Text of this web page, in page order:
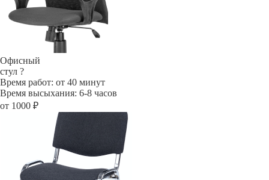
Офисный
стул ?
Время работ: от 40 минут
Время высыхания: 6-8 часов
от 1000 ₽